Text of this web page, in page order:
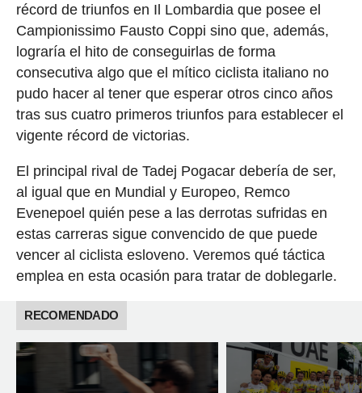
récord de triunfos en Il Lombardia que posee el
Campionissimo Fausto Coppi sino que, además,
lograría el hito de conseguirlas de forma
consecutiva algo que el mítico ciclista italiano no
pudo hacer al tener que esperar otros cinco años
tras sus cuatro primeros triunfos para establecer el
vigente récord de victorias.
El principal rival de Tadej Pogacar debería de ser,
al igual que en Mundial y Europeo, Remco
Evenepoel quién pese a las derrotas sufridas en
estas carreras sigue convencido de que puede
vencer al ciclista esloveno. Veremos qué táctica
emplea en esta ocasión para tratar de doblegarle.
RECOMENDADO